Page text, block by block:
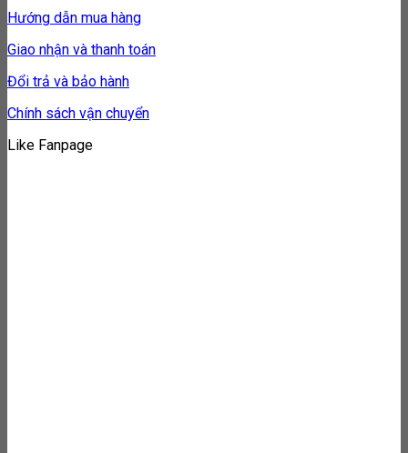
Hướng dẫn mua hàng
Giao nhận và thanh toán
Đổi trả và bảo hành
Chính sách vận chuyển
Like Fanpage